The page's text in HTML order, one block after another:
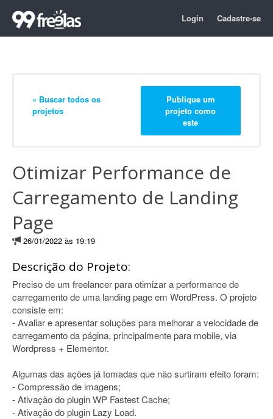
Login Cadastre-se
« Buscar todos os
projetos
Publique um
projeto como
este
Otimizar Performance de
Carregamento de Landing
Page
26/01/2022 às 19:19
Descrição do Projeto:
Preciso de um freelancer para otimizar a performance de
carregamento de uma landing page em WordPress. O projeto
consiste em:
- Avaliar e apresentar soluções para melhorar a velocidade de
carregamento da página, principalmente para mobile, via
Wordpress + Elementor.
Algumas das ações já tomadas que não surtiram efeito foram:
- Compressão de imagens;
- Ativação do plugin WP Fastest Cache;
- Ativação do plugin Lazy Load.